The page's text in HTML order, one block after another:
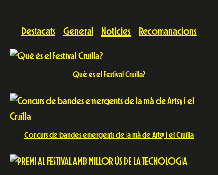
Destacats General Noticies Recomanacions
Què és el Festival Cruïlla?
Concurs de bandes emergents de la mà de Artsy i el Cruïlla